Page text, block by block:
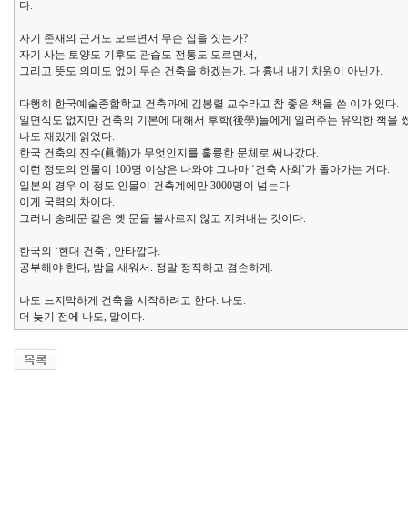
다.
자기 존재의 근거도 모르면서 무슨 집을 짓는가?
자기 사는 토양도 기후도 관습도 전통도 모르면서,
그리고 뜻도 의미도 없이 무슨 건축을 하겠는가. 다 흉내 내기 차원이 아닌가.
다행히 한국예술종합학교 건축과에 김봉렬 교수라고 참 좋은 책을 쓴 이가 있다.
일면식도 없지만 건축의 기본에 대해서 후학(後學)들에게 일러주는 유익한 책을
나도 재밌게 읽었다.
한국 건축의 진수(眞髓)가 무엇인지를 훌륭한 문체로 써나갔다.
이런 정도의 인물이 100명 이상은 나와야 그나마 ‘건축 사회’가 돌아가는 거다.
일본의 경우 이 정도 인물이 건축계에만 3000명이 넘는다.
이게 국력의 차이다.
그러니 숭례문 같은 옛 문을 불사르지 않고 지켜내는 것이다.
한국의 ‘현대 건축’, 안타깝다.
공부해야 한다, 밤을 새워서. 정말 정직하고 겸손하게.
나도 느지막하게 건축을 시작하려고 한다. 나도.
더 늦기 전에 나도, 말이다.